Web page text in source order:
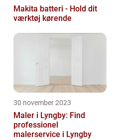
Makita batteri - Hold dit
værktøj kørende
30 november 2023
Maler i Lyngby: Find
professionel
malerservice i Lyngby